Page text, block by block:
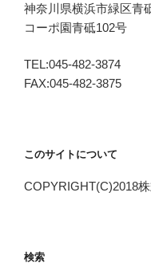
神奈川県横浜市緑区青
コーポ園青砥102号
TEL:045-482-3874
FAX:045-482-3875
このサイトについて
COPYRIGHT(C)2018
検索